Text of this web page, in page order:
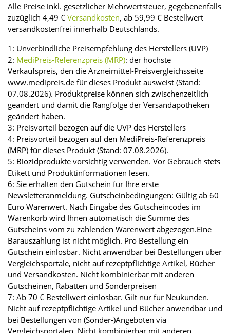
Alle Preise inkl. gesetzlicher Mehrwertsteuer, gegebenenfalls
zuzüglich 4,49 € Versandkosten, ab 59,99 € Bestellwert
versandkostenfrei innerhalb Deutschlands.
1: Unverbindliche Preisempfehlung des Herstellers (UVP)
2: MediPreis-Referenzpreis (MRP): der höchste
Verkaufspreis, den die Arzneimittel-Preisvergleichsseite
www.medipreis.de für dieses Produkt ausweist (Stand:
07.08.2026). Produktpreise können sich zwischenzeitlich
geändert und damit die Rangfolge der Versandapotheken
geändert haben.
3: Preisvorteil bezogen auf die UVP des Herstellers
4: Preisvorteil bezogen auf den MediPreis-Referenzpreis
(MRP) für dieses Produkt (Stand: 07.08.2026).
5: Biozidprodukte vorsichtig verwenden. Vor Gebrauch stets
Etikett und Produktinformationen lesen.
6: Sie erhalten den Gutschein für Ihre erste
Newsletteranmeldung. Gutscheinbedingungen: Gültig ab 60
Euro Warenwert. Nach Eingabe des Gutscheincodes im
Warenkorb wird Ihnen automatisch die Summe des
Gutscheins vom zu zahlenden Warenwert abgezogen.Eine
Barauszahlung ist nicht möglich. Pro Bestellung ein
Gutschein einlösbar. Nicht anwendbar bei Bestellungen über
Vergleichsportale, nicht auf rezeptpflichtige Artikel, Bücher
und Versandkosten. Nicht kombinierbar mit anderen
Gutscheinen, Rabatten und Sonderpreisen
7: Ab 70 € Bestellwert einlösbar. Gilt nur für Neukunden.
Nicht auf rezeptpflichtige Artikel und Bücher anwendbar und
bei Bestellungen von (Sonder-)Angeboten via
Vergleichsportalen. Nicht kombinierbar mit anderen